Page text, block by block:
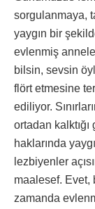
sorgulanmaya,
yaygın bir
evlenmiş
bilsin, sevsin
flört etmesine
ediliyor.
ortadan
haklarında
lezbiyenler
maalesef. Evet,
zamanda